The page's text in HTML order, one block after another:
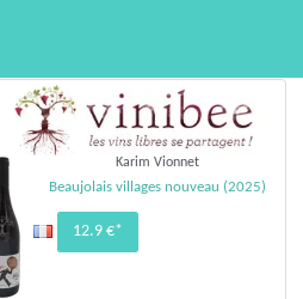
Karim Vionnet
Beaujolais villages nouveau (2025)
12.9 €*